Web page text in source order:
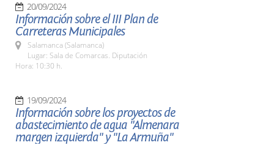
20/09/2024
Información sobre el III Plan de
Carreteras Municipales
Salamanca (Salamanca)
Lugar: Sala de Comarcas. Diputación
Hora: 10:30 h.
19/09/2024
Información sobre los proyectos de
abastecimiento de agua "Almenara
margen izquierda" y "La Armuña"